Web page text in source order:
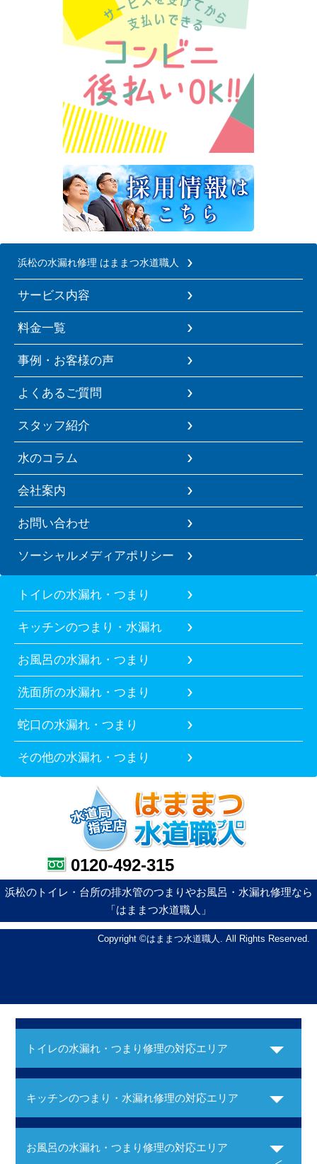
浜松の水漏れ修理 はままつ水道職人
サービス内容
料金一覧
事例・お客様の声
よくあるご質問
スタッフ紹介
水のコラム
会社案内
お問い合わせ
ソーシャルメディアポリシー
トイレの水漏れ・つまり
キッチンのつまり・水漏れ
お風呂の水漏れ・つまり
洗面所の水漏れ・つまり
蛇口の水漏れ・つまり
その他の水漏れ・つまり
0120-492-315
浜松のトイレ・台所の排水管のつまりやお風呂・水漏れ修理なら
「はままつ水道職人」
Copyright ©はままつ水道職人. All Rights Reserved.
トイレの水漏れ・つまり修理の対応エリア
キッチンのつまり・水漏れ修理の対応エリア
お風呂の水漏れ・つまり修理の対応エリア